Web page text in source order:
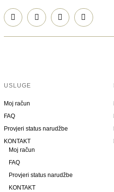
USLUGE
Moj račun
FAQ
Provjeri status narudžbe
KONTAKT
Moj račun
FAQ
Provjeri status narudžbe
KONTAKT